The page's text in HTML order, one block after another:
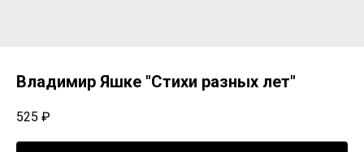
Владимир Яшке "Стихи разных лет"
525 ₽